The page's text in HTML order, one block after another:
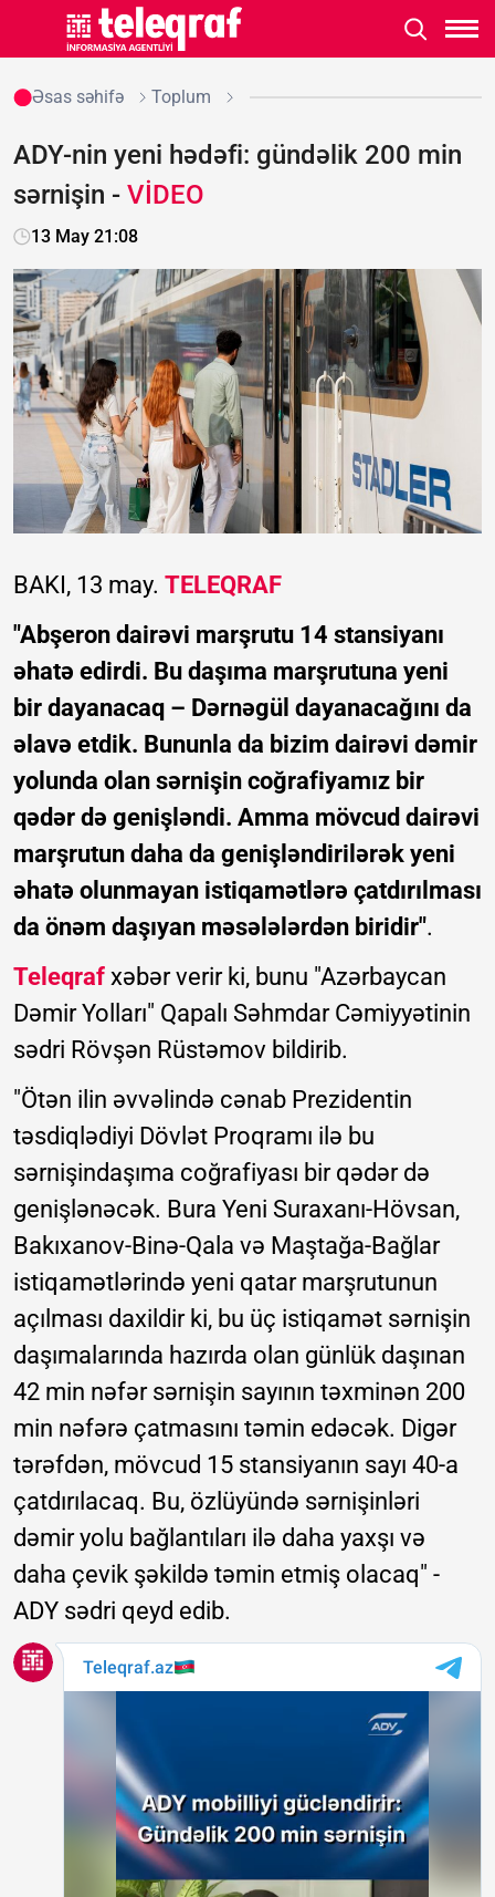
Əsas səhifə Toplum
ADY-nin yeni hədəfi: gündəlik 200 min
sərnişin - VİDEO
13 May 21:08
BAKI, 13 may. TELEQRAF
"Abşeron dairəvi marşrutu 14 stansiyanı
əhatə edirdi. Bu daşıma marşrutuna yeni
bir dayanacaq – Dərnəgül dayanacağını da
əlavə etdik. Bununla da bizim dairəvi dəmir
yolunda olan sərnişin coğrafiyamız bir
qədər də genişləndi. Amma mövcud dairəvi
marşrutun daha da genişləndirilərək yeni
əhatə olunmayan istiqamətlərə çatdırılması
da önəm daşıyan məsələlərdən biridir".
Teleqraf xəbər verir ki, bunu "Azərbaycan
Dəmir Yolları" Qapalı Səhmdar Cəmiyyətinin
sədri Rövşən Rüstəmov bildirib.
"Ötən ilin əvvəlində cənab Prezidentin
təsdiqlədiyi Dövlət Proqramı ilə bu
sərnişindaşıma coğrafiyası bir qədər də
genişlənəcək. Bura Yeni Suraxanı-Hövsan,
Bakıxanov-Binə-Qala və Maştağa-Bağlar
istiqamətlərində yeni qatar marşrutunun
açılması daxildir ki, bu üç istiqamət sərnişin
daşımalarında hazırda olan günlük daşınan
42 min nəfər sərnişin sayının təxminən 200
min nəfərə çatmasını təmin edəcək. Digər
tərəfdən, mövcud 15 stansiyanın sayı 40-a
çatdırılacaq. Bu, özlüyündə sərnişinləri
dəmir yolu bağlantıları ilə daha yaxşı və
daha çevik şəkildə təmin etmiş olacaq" -
ADY sədri qeyd edib.